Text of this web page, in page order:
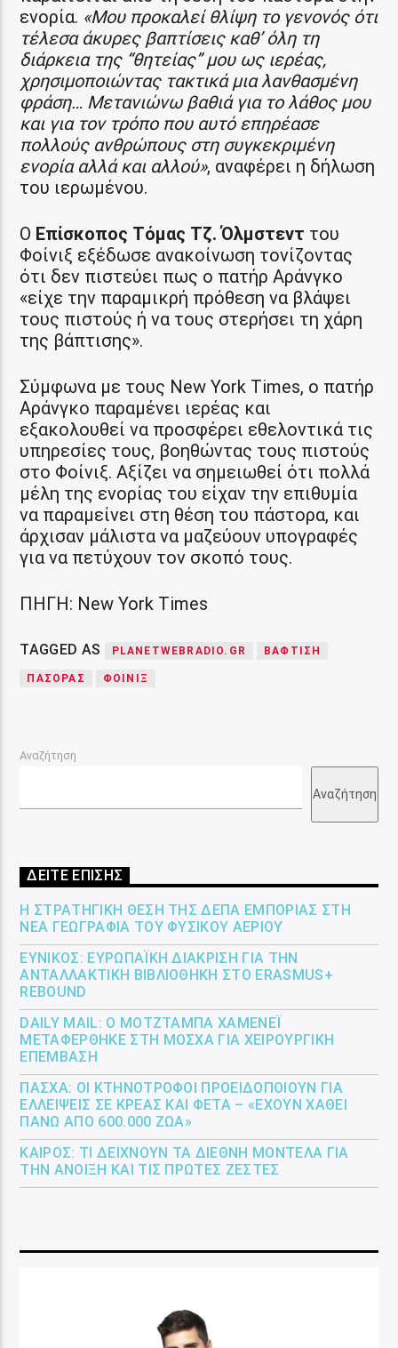
ενορία. «Μου προκαλεί θλίψη το γενονός ότι
τέλεσα άκυρες βαπτίσεις καθ’ όλη τη
διάρκεια της “θητείας” μου ως ιερέας,
χρησιμοποιώντας τακτικά μια λανθασμένη
φράση… Μετανιώνω βαθιά για το λάθος μου
και για τον τρόπο που αυτό επηρέασε
πολλούς ανθρώπους στη συγκεκριμένη
ενορία αλλά και αλλού», αναφέρει η δήλωση
του ιερωμένου.
Ο Επίσκοπος Τόμας Τζ. Όλμστεντ του
Φοίνιξ εξέδωσε ανακοίνωση τονίζοντας
ότι δεν πιστεύει πως ο πατήρ Αράνγκο
«είχε την παραμικρή πρόθεση να βλάψει
τους πιστούς ή να τους στερήσει τη χάρη
της βάπτισης».
Σύμφωνα με τους New York Times, ο πατήρ
Αράνγκο παραμένει ιερέας και
εξακολουθεί να προσφέρει εθελοντικά τις
υπηρεσίες τους, βοηθώντας τους πιστούς
στο Φοίνιξ. Αξίζει να σημειωθεί ότι πολλά
μέλη της ενορίας του είχαν την επιθυμία
να παραμείνει στη θέση του πάστορα, και
άρχισαν μάλιστα να μαζεύουν υπογραφές
για να πετύχουν τον σκοπό τους.
ΠΗΓΗ: New York Times
TAGGED AS PLANETWEBRADIO.GR ΒΑΦΤΙΣΗ
ΠΑΣΟΡΑΣ ΦΟΙΝΙΞ
Αναζήτηση
Αναζήτηση
ΔΕΙΤΕ ΕΠΙΣΗΣ
Η ΣΤΡΑΤΗΓΙΚΉ ΘΈΣΗ ΤΗΣ ΔΕΠΑ ΕΜΠΟΡΊΑΣ ΣΤΗ
ΝΈΑ ΓΕΩΓΡΑΦΊΑ ΤΟΥ ΦΥΣΙΚΟΎ ΑΕΡΊΟΥ
ΕΎΝΙΚΟΣ: ΕΥΡΩΠΑΪΚΉ ΔΙΆΚΡΙΣΗ ΓΙΑ ΤΗΝ
ΑΝΤΑΛΛΑΚΤΙΚΉ ΒΙΒΛΙΟΘΉΚΗ ΣΤΟ ERASMUS+
REBOUND
DAILY MAIL: Ο ΜΟΤΖΤΆΜΠΑ ΧΑΜΕΝΕΪ́
ΜΕΤΑΦΈΡΘΗΚΕ ΣΤΗ ΜΌΣΧΑ ΓΙΑ ΧΕΙΡΟΥΡΓΙΚΉ
ΕΠΈΜΒΑΣΗ
ΠΆΣΧΑ: ΟΙ ΚΤΗΝΟΤΡΌΦΟΙ ΠΡΟΕΙΔΟΠΟΙΟΎΝ ΓΙΑ
ΕΛΛΕΊΨΕΙΣ ΣΕ ΚΡΈΑΣ ΚΑΙ ΦΈΤΑ – «ΈΧΟΥΝ ΧΑΘΕΊ
ΠΆΝΩ ΑΠΌ 600.000 ΖΏΑ»
ΚΑΙΡΌΣ: ΤΙ ΔΕΊΧΝΟΥΝ ΤΑ ΔΙΕΘΝΉ ΜΟΝΤΈΛΑ ΓΙΑ
ΤΗΝ ΆΝΟΙΞΗ ΚΑΙ ΤΙΣ ΠΡΏΤΕΣ ΖΈΣΤΕΣ